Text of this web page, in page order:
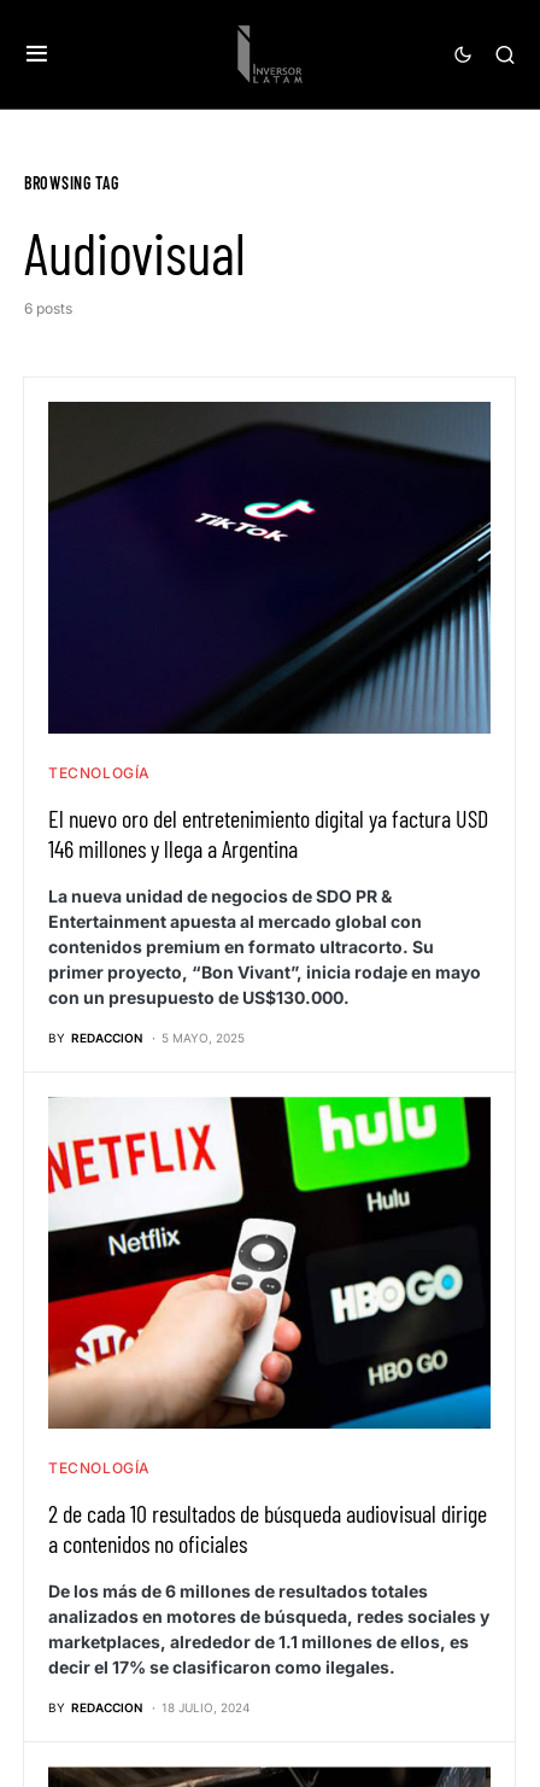
BROWSING TAG
Audiovisual
6 posts
TECNOLOGÍA
El nuevo oro del entretenimiento digital ya factura USD
146 millones y llega a Argentina
La nueva unidad de negocios de SDO PR &
Entertainment apuesta al mercado global con
contenidos premium en formato ultracorto. Su
primer proyecto, “Bon Vivant”, inicia rodaje en mayo
con un presupuesto de US$130.000.
BY REDACCION 5 MAYO, 2025
TECNOLOGÍA
2 de cada 10 resultados de búsqueda audiovisual dirige
a contenidos no oficiales
De los más de 6 millones de resultados totales
analizados en motores de búsqueda, redes sociales y
marketplaces, alrededor de 1.1 millones de ellos, es
decir el 17% se clasificaron como ilegales.
BY REDACCION 18 JULIO, 2024